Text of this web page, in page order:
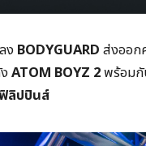
ง BODYGUARD ส่งออก
ATOM BOYZ 2พร้อมกั
ฟิลิปปินส์